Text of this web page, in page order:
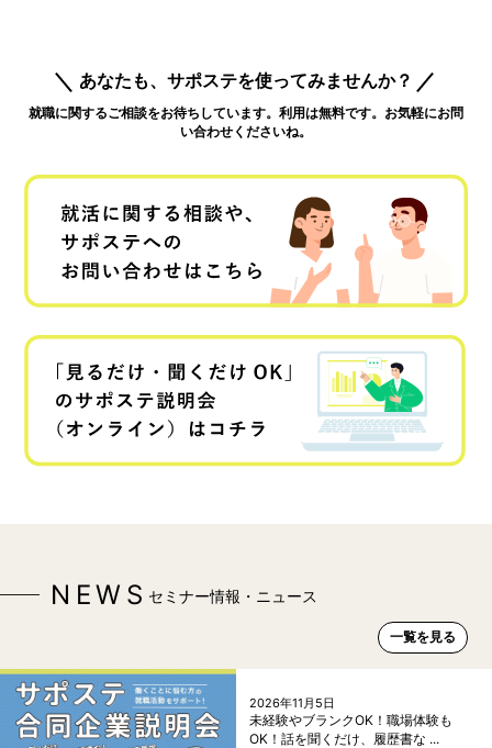
あなたも、サポステを使ってみませんか？
就職に関するご相談をお待ちしています。利用は無料です。お気軽にお問
い合わせくださいね。
NEWS セミナー情報・ニュース
一覧を見る
2026年11月5日
未経験やブランクOK！職場体験も
OK！話を聞くだけ、履歴書な ...